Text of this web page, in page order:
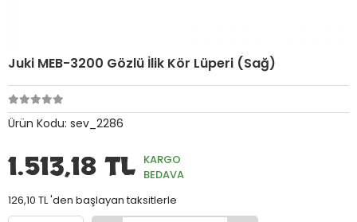
Juki MEB-3200 Gözlü İlik Kör Lüperi (Sağ)
Ürün Kodu: sev_2286
1.513,18 TL KARGO
BEDAVA
126,10 TL 'den başlayan taksitlerle